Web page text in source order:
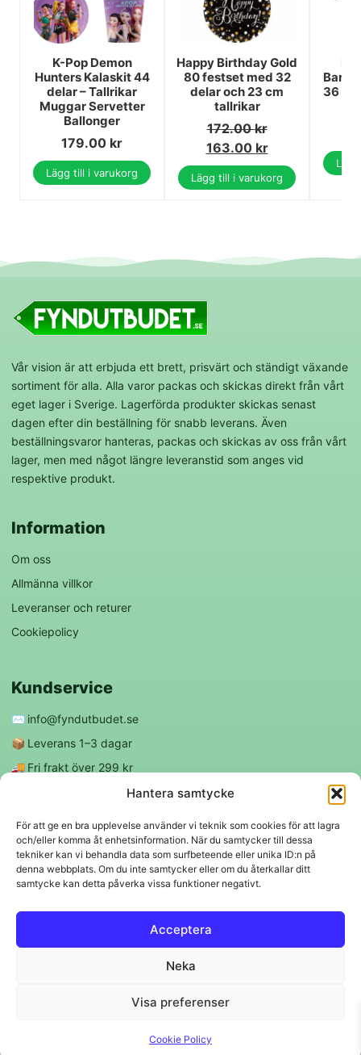
Hantera samtycke
För att ge en bra upplevelse använder vi teknik som cookies för att lagra
och/eller komma åt enhetsinformation. När du samtycker till dessa
tekniker kan vi behandla data som surfbeteende eller unika ID:n på
denna webbplats. Om du inte samtycker eller om du återkallar ditt
samtycke kan detta påverka vissa funktioner negativt.
Acceptera
Neka
Visa preferenser
Cookie Policy
K-Pop Demon
Hunters Kalaskit 44
delar – Tallrikar
Muggar Servetter
Ballonger
179.00 kr
Lägg till i varukorg
Happy Birthday Gold
80 festset med 32
delar och 23 cm
tallrikar
172.00kr
163.00 kr
Lägg till i varukorg
36
Vår vision är att erbjuda ett brett, prisvärt och ständigt växande
sortiment för alla. Alla varor packas och skickas direkt från vårt
eget lager i Sverige. Lagerförda produkter skickas senast
dagen efter din beställning för snabb leverans. Även
beställningsvaror hanteras, packas och skickas av oss från vårt
lager, men med något längre leveranstid som anges vid
respektive produkt.
Information
Om oss
Allmänna villkor
Leveranser och returer
Cookiepolicy
Kundservice
✉️ info@fyndutbudet.se
📦 Leverans 1–3 dagar
🚚 Fri frakt över 299 kr
Följ oss
f ◎
Trygga betalningar
Swish
Svenskt lager 🇸🇪 • Snabba leveranser • Trygga köp